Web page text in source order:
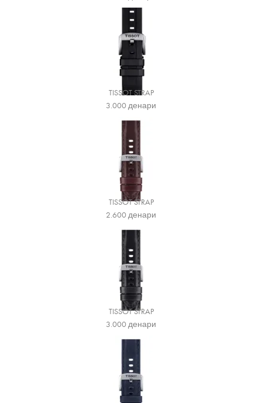
TISSOT STRAP
3.000денари
TISSOT STRAP
2.600денари
TISSOT STRAP
3.000денари